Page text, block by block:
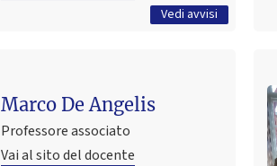
Vedi avvisi
Tutti gli avvisi
Marco De Angelis
Professore associato
Vai al sito del docente